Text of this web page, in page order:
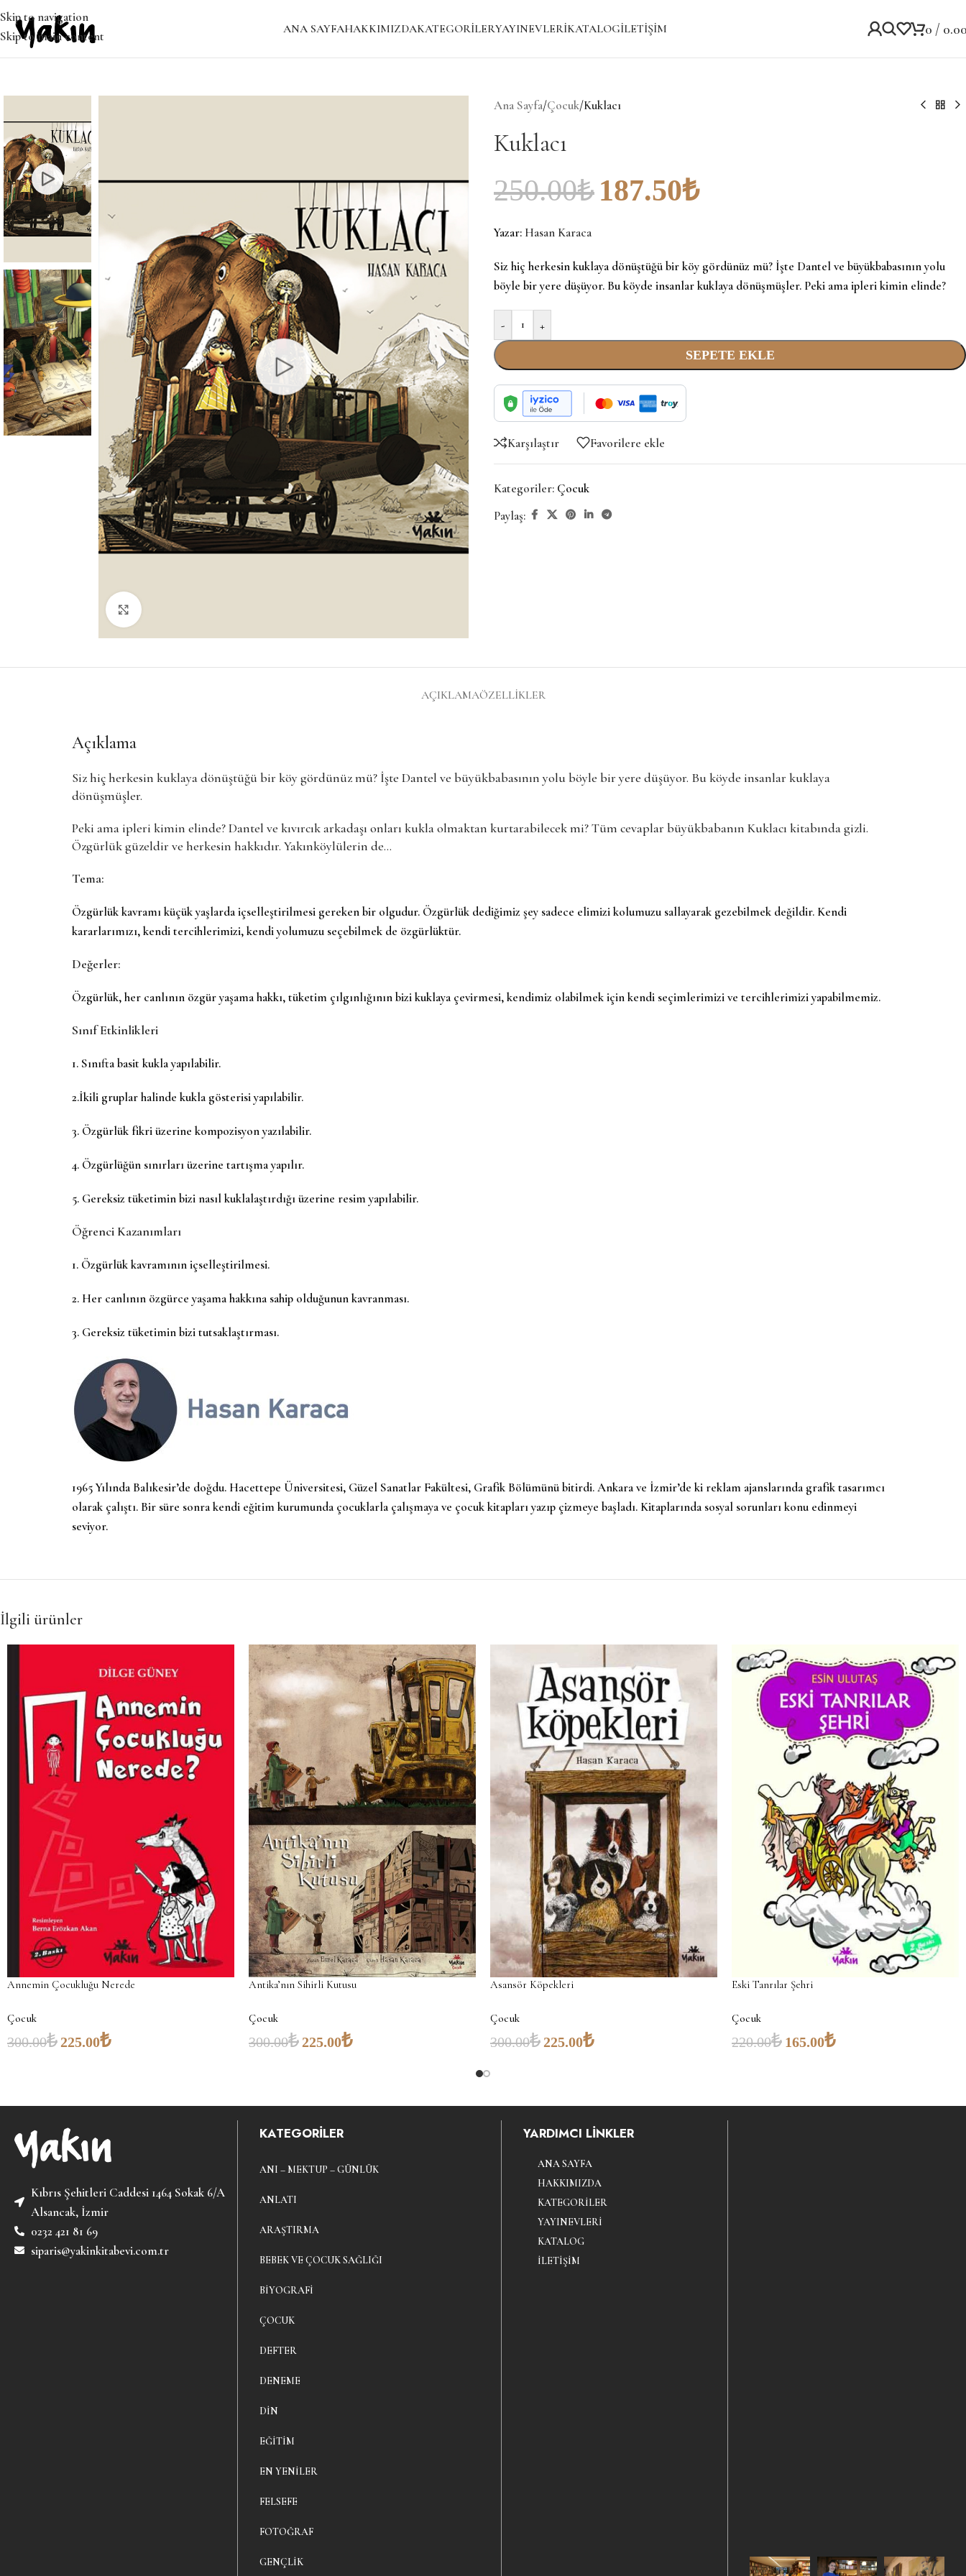
Skip to navigation
Skip to main content
ANA SAYFAHAKKIMIZDAKATEGORILERYAYINEVLERIKATALOGİLETIŞIM 0 /
Ana Sayfa/Çocuk/Kuklacı
Kuklacı
250.00₺187.50₺
Yazar: Hasan Karaca
Siz hiç herkesin kuklaya dönüştüğü bir köy gördünüz mü? İşte Dantel ve büyükbabasının yolu
böyle bir yere düşüyor. Bu köyde insanlar kuklaya dönüşmüşler. Peki ama ipleri kimin elinde?
- +
SEPETE EKLE
Karşılaştır Favorilere ekle
Kategoriler: Çocuk
Paylaş:
AÇIKLAMAÖZELLIKLER
Açıklama
Siz hiç herkesin kuklaya dönüştüğü bir köy gördünüz mü? İşte Dantel ve büyükbabasının yolu böyle bir yere düşüyor. Bu köyde insanlar kuklaya
dönüşmüşler.
Peki ama ipleri kimin elinde? Dantel ve kıvırcık arkadaşı onları kukla olmaktan kurtarabilecek mi? Tüm cevaplar büyükbabanın Kuklacı kitabında gizli.
Özgürlük güzeldir ve herkesin hakkıdır. Yakınköylülerin de…
Tema:
Özgürlük kavramı küçük yaşlarda içselleştirilmesi gereken bir olgudur. Özgürlük dediğimiz şey sadece elimizi kolumuzu sallayarak gezebilmek değildir. Kendi
kararlarımızı, kendi tercihlerimizi, kendi yolumuzu seçebilmek de özgürlüktür.
Değerler:
Özgürlük, her canlının özgür yaşama hakkı, tüketim çılgınlığının bizi kuklaya çevirmesi, kendimiz olabilmek için kendi seçimlerimizi ve tercihlerimizi yapabilmemiz.
Sınıf Etkinlikleri
1. Sınıfta basit kukla yapılabilir.
2.İkili gruplar halinde kukla gösterisi yapılabilir.
3. Özgürlük fikri üzerine kompozisyon yazılabilir.
4. Özgürlüğün sınırları üzerine tartışma yapılır.
5. Gereksiz tüketimin bizi nasıl kuklalaştırdığı üzerine resim yapılabilir.
Öğrenci Kazanımları
1. Özgürlük kavramının içselleştirilmesi.
2. Her canlının özgürce yaşama hakkına sahip olduğunun kavranması.
3. Gereksiz tüketimin bizi tutsaklaştırması.
1965 Yılında Balıkesir’de doğdu. Hacettepe Üniversitesi, Güzel Sanatlar Fakültesi, Grafik Bölümünü bitirdi. Ankara ve İzmir’de ki reklam ajanslarında grafik tasarımcı
olarak çalıştı. Bir süre sonra kendi eğitim kurumunda çocuklarla çalışmaya ve çocuk kitapları yazıp çizmeye başladı. Kitaplarında sosyal sorunları konu edinmeyi
seviyor.
İlgili ürünler
Annemin Çocukluğu Nerede
Çocuk
300.00₺225.00₺
Antika’nın Sihirli Kutusu
Çocuk
300.00₺225.00₺
Asansör Köpekleri
Çocuk
300.00₺225.00₺
Eski Tanrılar Şehri
Çocuk
220.00₺ 165.00₺
Kıbrıs Şehitleri Caddesi 1464 Sokak 6/A
Alsancak, İzmir
0232 421 81 69
siparis@yakinkitabevi.com.tr
KATEGORİLER
ANI – MEKTUP – GÜNLÜK
ANLATI
ARAŞTIRMA
BEBEK VE ÇOCUK SAĞLIĞI
BIYOGRAFI
ÇOCUK
DEFTER
DENEME
DIN
EĞITIM
EN YENILER
FELSEFE
FOTOĞRAF
GENÇLIK
YARDIMCI LİNKLER
ANA SAYFA
HAKKIMIZDA
KATEGORILER
YAYINEVLERI
KATALOG
İLETIŞIM